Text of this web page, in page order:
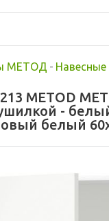
МЕТОД -
METOD
-
белый